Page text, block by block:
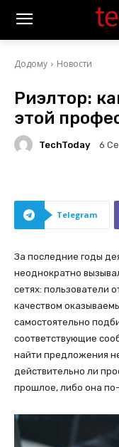
Додому Новости
Риэлтор:
этой
TechToday 6
Telegram
За последние годы
неоднократно
сетях: пользователи
качеством
самостоятельно
соответствующие
найти предложения
действительно ли
прошлое, либо она